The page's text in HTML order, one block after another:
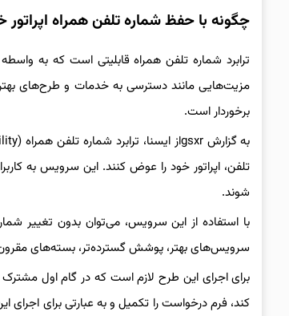
چگونه با حفظ شماره تلفن همراه اپراتور
ترابرد شماره تلفن همراه قابلیتی است که به
مزیت‌هایی مانند دسترسی به خدمات و طرح‌های بهتر،
برخوردار است.
تلفن، اپراتور خود را عوض کنند. این سرویس به
شوند.
با استفاده از این سرویس، می‌توان بدون تغییر
سرویس‌های بهتر، پوشش گسترده‌تر، بسته‌های مقرون‌
برای اجرای این طرح لازم است که در گام اول
کند، فرم درخواست را تکمیل و به عبارتی برای اجرای